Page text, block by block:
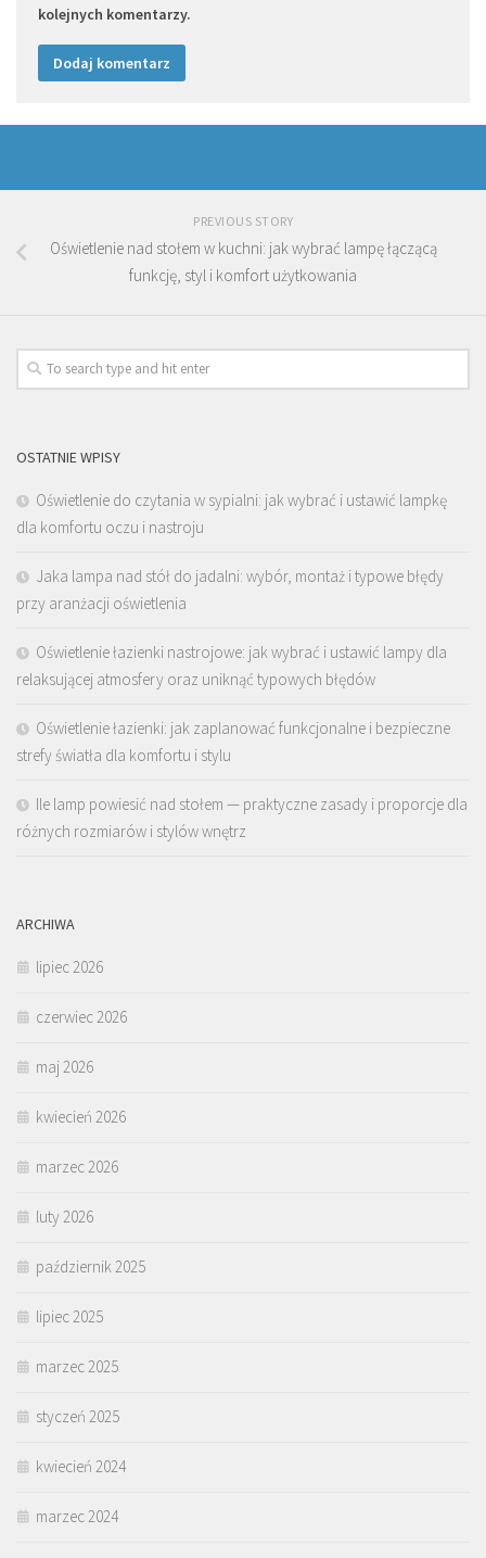
kolejnych komentarzy.
PREVIOUS STORY
Oświetlenie nad stołem w kuchni: jak wybrać lampę łączącą
funkcję, styl i komfort użytkowania
OSTATNIE WPISY
Oświetlenie do czytania w sypialni: jak wybrać i ustawić lampkę
dla komfortu oczu i nastroju
Jaka lampa nad stół do jadalni: wybór, montaż i typowe błędy
przy aranżacji oświetlenia
Oświetlenie łazienki nastrojowe: jak wybrać i ustawić lampy dla
relaksującej atmosfery oraz uniknąć typowych błędów
Oświetlenie łazienki: jak zaplanować funkcjonalne i bezpieczne
strefy światła dla komfortu i stylu
Ile lamp powiesić nad stołem — praktyczne zasady i proporcje dla
różnych rozmiarów i stylów wnętrz
ARCHIWA
lipiec 2026
czerwiec 2026
maj 2026
kwiecień 2026
marzec 2026
luty 2026
październik 2025
lipiec 2025
marzec 2025
styczeń 2025
kwiecień 2024
marzec 2024